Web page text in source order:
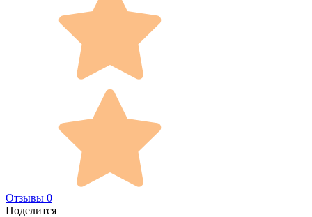
Отзывы 0
Поделится